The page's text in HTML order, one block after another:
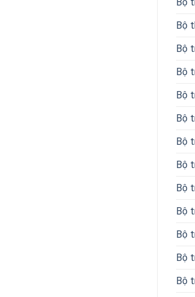
Bộ
Bộ
Bộ
Bộ
Bộ
Bộ
Bộ
Bộ
Bộ
Bộ
Bộ
Bộ